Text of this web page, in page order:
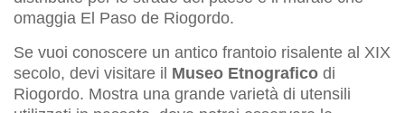
omaggia El Paso de Riogordo.
Se vuoi conoscere un antico frantoio risalente al XIX
secolo, devi visitare il Museo Etnografico di
Riogordo. Mostra una grande varietà di utensili